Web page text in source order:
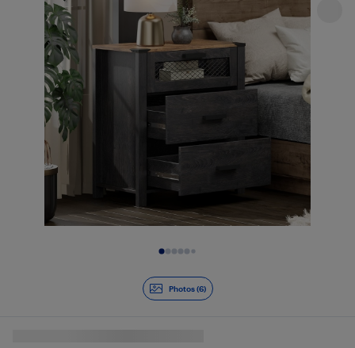
Photos (6)